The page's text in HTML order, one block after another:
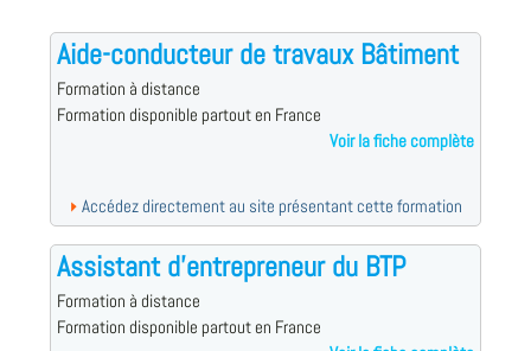
Aide-conducteur de travaux Bâtiment
Formation à distance
Formation disponible partout en France
Voir la fiche complète
Accédez directement au site présentant cette formation
Assistant d'entrepreneur du BTP
Formation à distance
Formation disponible partout en France